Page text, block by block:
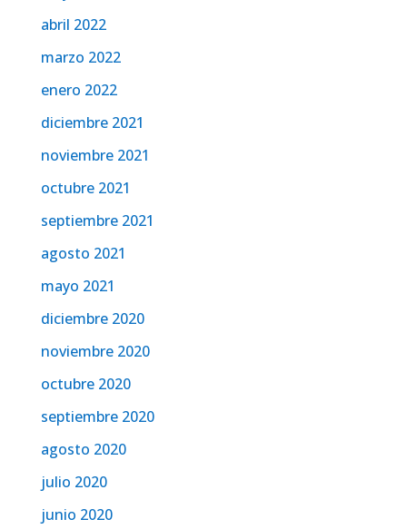
abril 2022
marzo 2022
enero 2022
diciembre 2021
noviembre 2021
octubre 2021
septiembre 2021
agosto 2021
mayo 2021
diciembre 2020
noviembre 2020
octubre 2020
septiembre 2020
agosto 2020
julio 2020
junio 2020